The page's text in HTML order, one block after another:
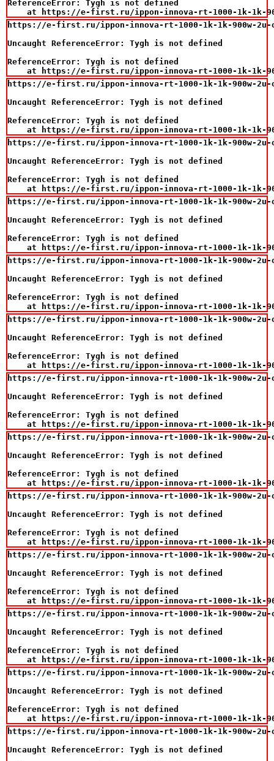
ReferenceError: Tygh is not defined
at https://e-first.ru/ippon-innova-rt-1000-1k-1k-
https://e-first.ru/ippon-innova-rt-1000-1k-1k-900w-2u-
Uncaught ReferenceError: Tygh is not defined
ReferenceError: Tygh is not defined
at https://e-first.ru/ippon-innova-rt-1000-1k-1k-
https://e-first.ru/ippon-innova-rt-1000-1k-1k-900w-2u-
Uncaught ReferenceError: Tygh is not defined
ReferenceError: Tygh is not defined
at https://e-first.ru/ippon-innova-rt-1000-1k-1k-
https://e-first.ru/ippon-innova-rt-1000-1k-1k-900w-2u-
Uncaught ReferenceError: Tygh is not defined
ReferenceError: Tygh is not defined
at https://e-first.ru/ippon-innova-rt-1000-1k-1k-
https://e-first.ru/ippon-innova-rt-1000-1k-1k-900w-2u-
Uncaught ReferenceError: Tygh is not defined
ReferenceError: Tygh is not defined
at https://e-first.ru/ippon-innova-rt-1000-1k-1k-
https://e-first.ru/ippon-innova-rt-1000-1k-1k-900w-2u-
Uncaught ReferenceError: Tygh is not defined
ReferenceError: Tygh is not defined
at https://e-first.ru/ippon-innova-rt-1000-1k-1k-
https://e-first.ru/ippon-innova-rt-1000-1k-1k-900w-2u-
Uncaught ReferenceError: Tygh is not defined
ReferenceError: Tygh is not defined
at https://e-first.ru/ippon-innova-rt-1000-1k-1k-
https://e-first.ru/ippon-innova-rt-1000-1k-1k-900w-2u-
Uncaught ReferenceError: Tygh is not defined
ReferenceError: Tygh is not defined
at https://e-first.ru/ippon-innova-rt-1000-1k-1k-
https://e-first.ru/ippon-innova-rt-1000-1k-1k-900w-2u-
Uncaught ReferenceError: Tygh is not defined
ReferenceError: Tygh is not defined
at https://e-first.ru/ippon-innova-rt-1000-1k-1k-
https://e-first.ru/ippon-innova-rt-1000-1k-1k-900w-2u-
Uncaught ReferenceError: Tygh is not defined
ReferenceError: Tygh is not defined
at https://e-first.ru/ippon-innova-rt-1000-1k-1k-
https://e-first.ru/ippon-innova-rt-1000-1k-1k-900w-2u-
Uncaught ReferenceError: Tygh is not defined
ReferenceError: Tygh is not defined
at https://e-first.ru/ippon-innova-rt-1000-1k-1k-
https://e-first.ru/ippon-innova-rt-1000-1k-1k-900w-2u-
Uncaught ReferenceError: Tygh is not defined
ReferenceError: Tygh is not defined
at https://e-first.ru/ippon-innova-rt-1000-1k-1k-
https://e-first.ru/ippon-innova-rt-1000-1k-1k-900w-2u-
Uncaught ReferenceError: Tygh is not defined
ReferenceError: Tygh is not defined
at https://e-first.ru/ippon-innova-rt-1000-1k-1k-
https://e-first.ru/ippon-innova-rt-1000-1k-1k-900w-2u-
Uncaught ReferenceError: Tygh is not defined